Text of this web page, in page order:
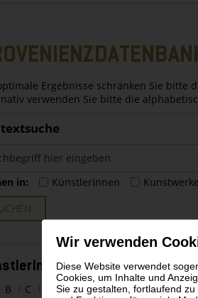
Wir verwenden
Diese Website verwendet
Cookies, um Inhalte und
Sie zu gestalten, fortlaufend zu
Ergebnisse schränken Sie bitte
verwenden Sie bitte die
in: KünstlerInnen
Kunstwerke
alphabetisch
B C E F G H I J K